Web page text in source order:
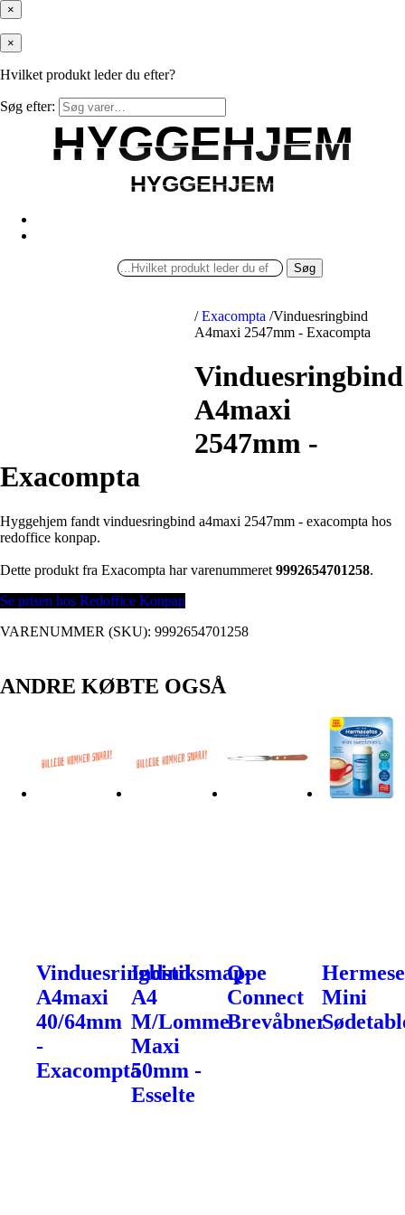
×
×
Hvilket produkt leder du efter?
Søg efter:
HYGGEHJEM
HYGGEHJEM
HYGGEHJEM
HYGGEHJEM
Søg
/ Exacompta /Vinduesringbind
A4maxi 2547mm - Exacompta
Vinduesringbind
A4maxi
2547mm -
Exacompta
Hyggehjem fandt vinduesringbind a4maxi 2547mm - exacompta hos
redoffice konpap.
Dette produkt fra Exacompta har varenummeret 9992654701258.
Se prisen hos Redoffice Konpap
VARENUMMER (SKU): 9992654701258
ANDRE KØBTE OGSÅ
Vinduesringbind
A4maxi
40/64mm
-
Exacompta
Indstiksmappe
A4
M/Lomme
Maxi
50mm -
Esselte
Q-
Connect
Brevåbner
Mini